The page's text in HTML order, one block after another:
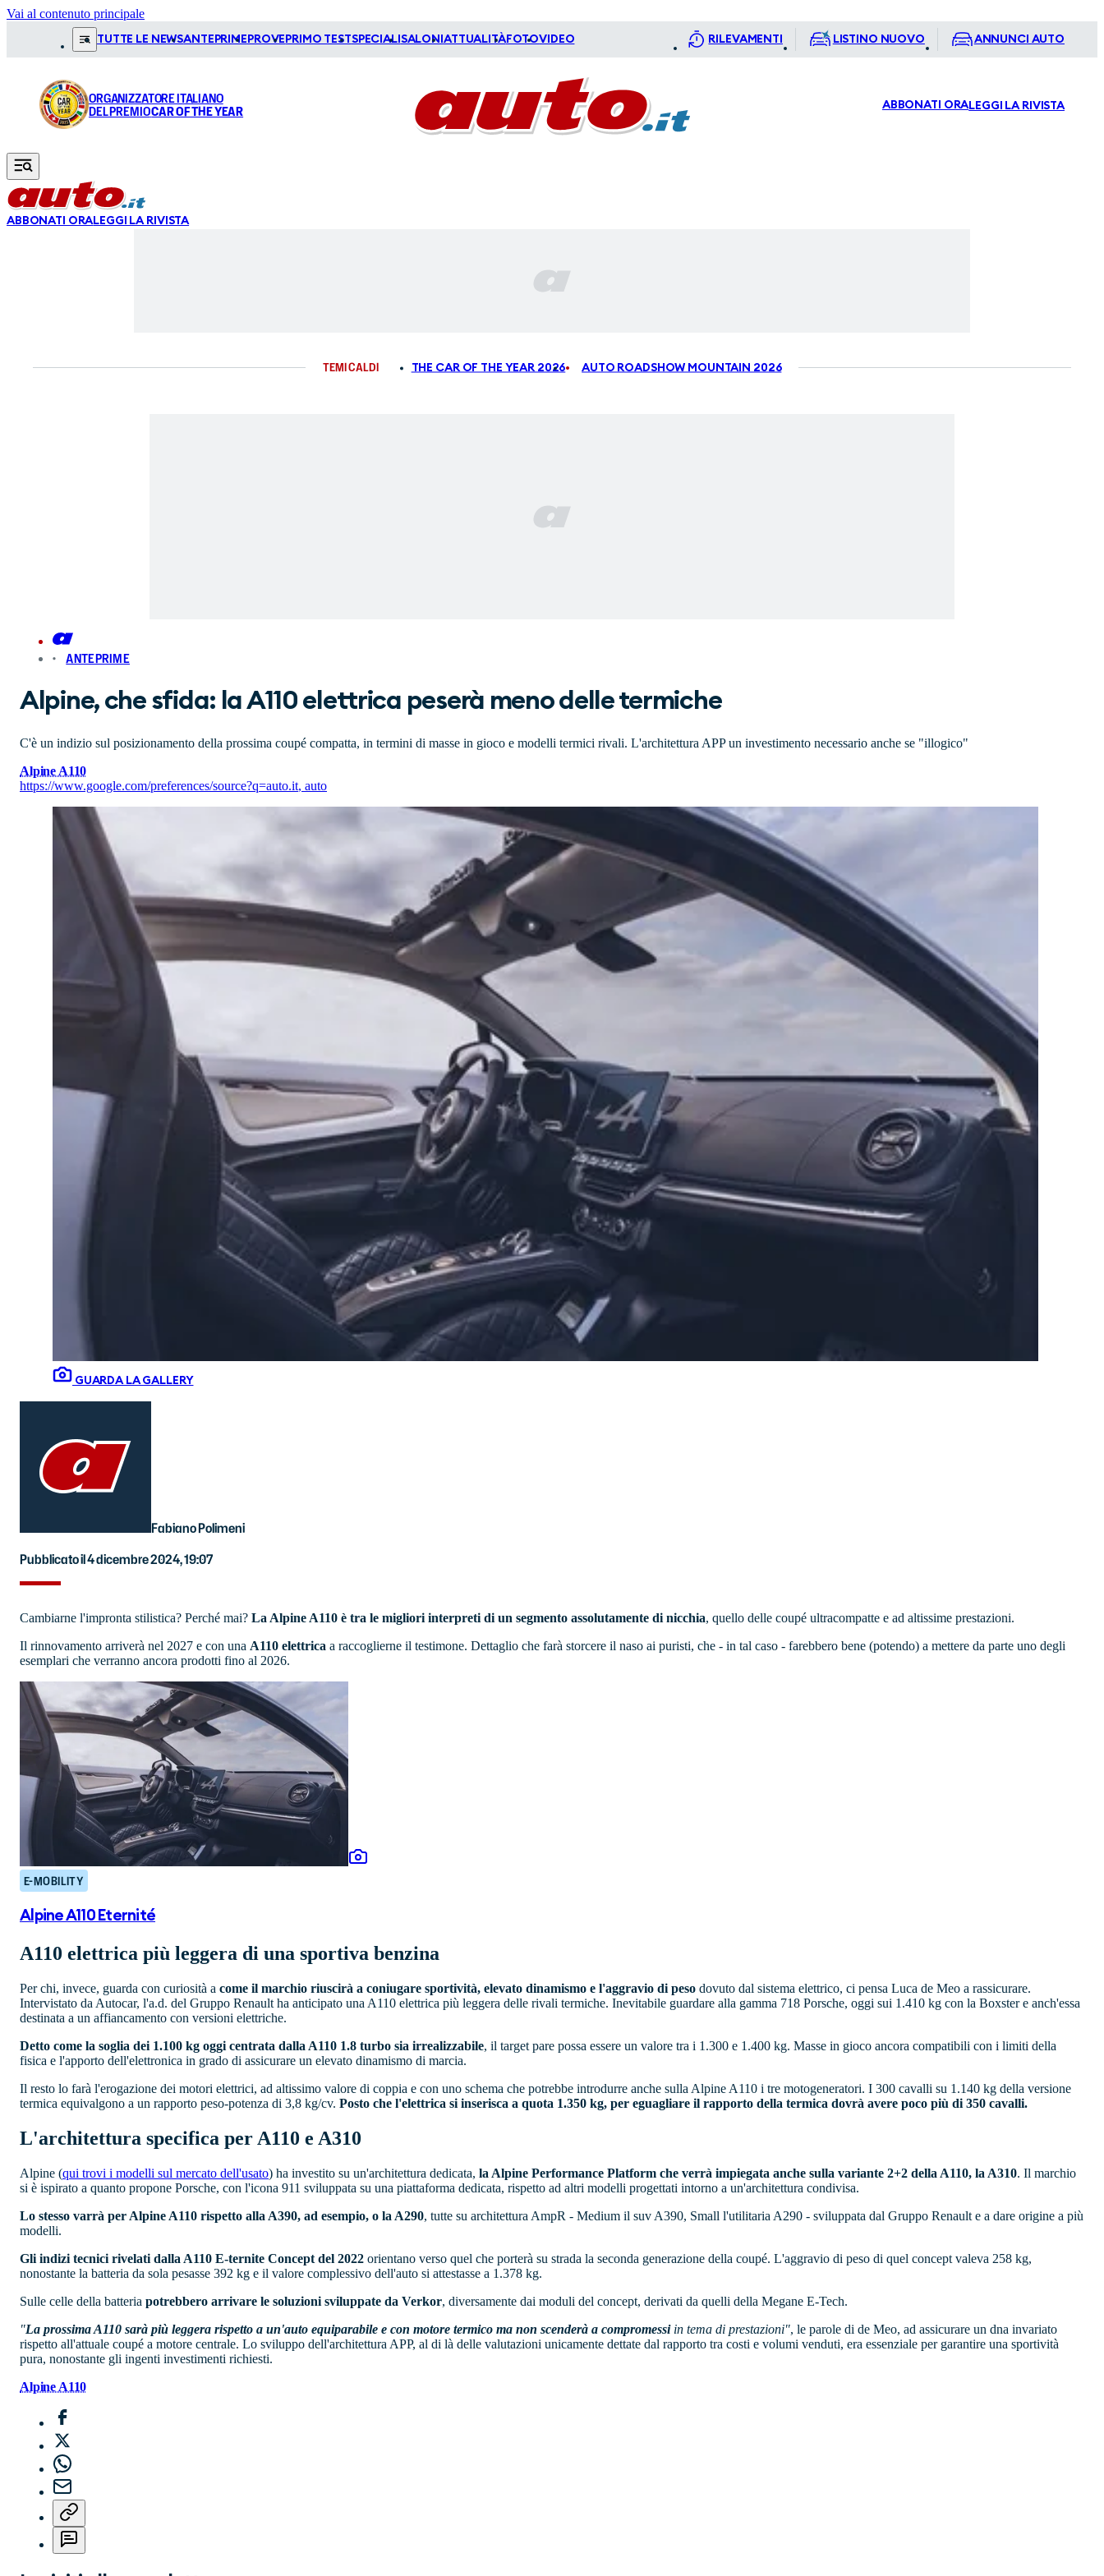
Vai al contenuto principale
TUTTE LE NEWSANTEPRIME PROVE PRIMO TESTSPECIALI SALONI ATTUALITÀFOTOVIDEO RILEVAMENTI LISTINO NUOVO ANNUNCI AUTO
ORGANIZZATORE ITALIANO
DEL PREMIOCAR OF THE YEAR ABBONATI ORALEGGI LA RIVISTA
ABBONATI ORALEGGI LA RIVISTA
TEMI CALDI THE CAR OF THE YEAR 2026 AUTO ROADSHOW MOUNTAIN 2026
ANTEPRIME
Alpine, che sfida: la A110 elettrica peserà meno delle termiche
C'è un indizio sul posizionamento della prossima coupé compatta, in termini di masse in gioco e modelli termici rivali. L'architettura APP un investimento necessario anche se "illogico"
Alpine A110
https://www.google.com/preferences/source?q=auto.it, auto
GUARDA LA GALLERY
Fabiano Polimeni
Pubblicato il 4 dicembre 2024, 19:07
Cambiarne l'impronta stilistica? Perché mai? La Alpine A110 è tra le migliori interpreti di un segmento assolutamente di nicchia, quello delle coupé ultracompatte e ad altissime prestazioni.
Il rinnovamento arriverà nel 2027 e con una A110 elettrica a raccoglierne il testimone. Dettaglio che farà storcere il naso ai puristi, che - in tal caso - farebbero bene (potendo) a mettere da parte uno degli
esemplari che verranno ancora prodotti fino al 2026.
E-MOBILITY
Alpine A110 Eternité
A110 elettrica più leggera di una sportiva benzina
Per chi, invece, guarda con curiosità a come il marchio riuscirà a coniugare sportività, elevato dinamismo e l'aggravio di peso dovuto dal sistema elettrico, ci pensa Luca de Meo a rassicurare.
Intervistato da Autocar, l'a.d. del Gruppo Renault ha anticipato una A110 elettrica più leggera delle rivali termiche. Inevitabile guardare alla gamma 718 Porsche, oggi sui 1.410 kg con la Boxster e anch'essa
destinata a un affiancamento con versioni elettriche.
Detto come la soglia dei 1.100 kg oggi centrata dalla A110 1.8 turbo sia irrealizzabile, il target pare possa essere un valore tra i 1.300 e 1.400 kg. Masse in gioco ancora compatibili con i limiti della
fisica e l'apporto dell'elettronica in grado di assicurare un elevato dinamismo di marcia.
Il resto lo farà l'erogazione dei motori elettrici, ad altissimo valore di coppia e con uno schema che potrebbe introdurre anche sulla Alpine A110 i tre motogeneratori. I 300 cavalli su 1.140 kg della versione
termica equivalgono a un rapporto peso-potenza di 3,8 kg/cv. Posto che l'elettrica si inserisca a quota 1.350 kg, per eguagliare il rapporto della termica dovrà avere poco più di 350 cavalli.
L'architettura specifica per A110 e A310
Alpine (qui trovi i modelli sul mercato dell'usato) ha investito su un'architettura dedicata, la Alpine Performance Platform che verrà impiegata anche sulla variante 2+2 della A110, la A310. Il marchio
si è ispirato a quanto propone Porsche, con l'icona 911 sviluppata su una piattaforma dedicata, rispetto ad altri modelli progettati intorno a un'architettura condivisa.
Lo stesso varrà per Alpine A110 rispetto alla A390, ad esempio, o la A290, tutte su architettura AmpR - Medium il suv A390, Small l'utilitaria A290 - sviluppata dal Gruppo Renault e a dare origine a più
modelli.
Gli indizi tecnici rivelati dalla A110 E-ternite Concept del 2022 orientano verso quel che porterà su strada la seconda generazione della coupé. L'aggravio di peso di quel concept valeva 258 kg,
nonostante la batteria da sola pesasse 392 kg e il valore complessivo dell'auto si attestasse a 1.378 kg.
Sulle celle della batteria potrebbero arrivare le soluzioni sviluppate da Verkor, diversamente dai moduli del concept, derivati da quelli della Megane E-Tech.
"La prossima A110 sarà più leggera rispetto a un'auto equiparabile e con motore termico ma non scenderà a compromessiin tema di prestazioni", le parole di de Meo, ad assicurare un dna invariato
rispetto all'attuale coupé a motore centrale. Lo sviluppo dell'architettura APP, al di là delle valutazioni unicamente dettate dal rapporto tra costi e volumi venduti, era essenziale per garantire una sportività
pura, nonostante gli ingenti investimenti richiesti.
Alpine A110